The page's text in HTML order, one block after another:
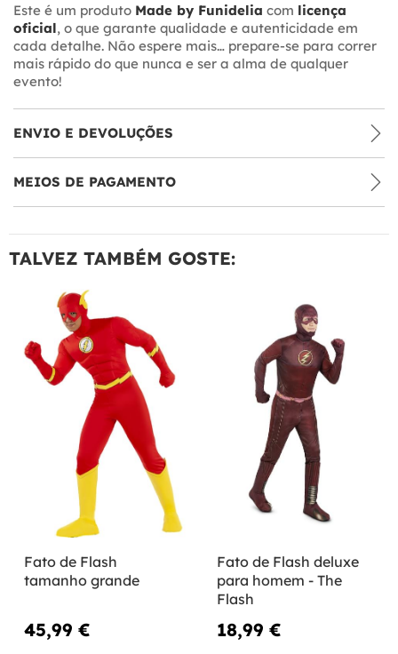
Este é um produto Made by Funidelia com licença
oficial, o que garante qualidade e autenticidade em
cada detalhe. Não espere mais… prepare-se para correr
mais rápido do que nunca e ser a alma de qualquer
evento!
ENVIO E DEVOLUÇÕES
MEIOS DE PAGAMENTO
TALVEZ TAMBÉM GOSTE:
Fato de Flash
tamanho grande
45,99 €
Fato de Flash deluxe
para homem - The
Flash
18,99 €